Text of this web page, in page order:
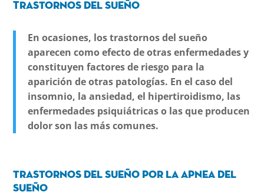
Trastornos del sueño
En ocasiones, los trastornos del sueño
aparecen como efecto de otras enfermedades y
constituyen factores de riesgo para la
aparición de otras patologías. En el caso del
insomnio, la ansiedad, el hipertiroidismo, las
enfermedades psiquiátricas o las que producen
dolor son las más comunes.
trastornos del sueño por la apnea del
sueño